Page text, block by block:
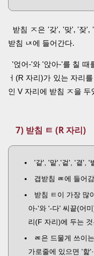
받침 ㅈ은 '갖', '맞', '잦',
받침 ㄵ에 들어간다.
'얹어-'와 '앉아-'를 칠 때
ㅓ(R 자리)가 있는 자리
인 V 자리에 받침 ㅈ을 두
7) 받침 ㅌ (R 자리)
'같', '맡','겉', '곁', '
겹받침 ㄾ에 들어감
받침 ㅌ이 가장 많
아-'와 '-다' 씨끝(어
리(F 자리)에 두는
ㄾ은 드물게 쓰이
가로줄에 있으면 '핥